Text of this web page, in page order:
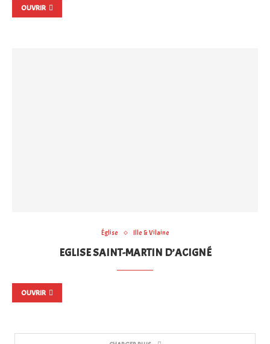
OUVRIR
Église Ille & Vilaine
EGLISE SAINT-MARTIN D’ACIGNÉ
OUVRIR